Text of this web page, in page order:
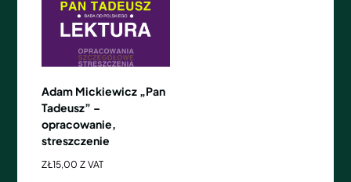
Adam Mickiewicz „Pan
Tadeusz” –
opracowanie,
streszczenie
ZŁ15,00 Z VAT